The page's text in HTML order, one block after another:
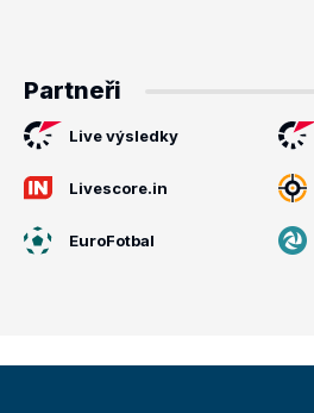
Partneři
Live výsledky
Livescore.in
EuroFotbal